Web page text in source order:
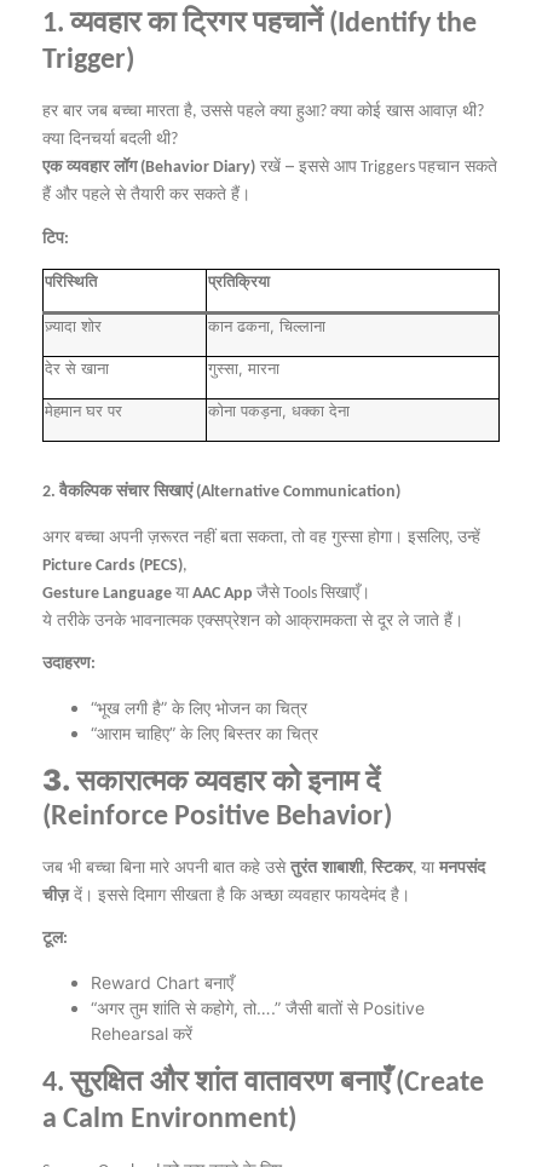
1.व्यवहारकाट्रिगरपहचानें(Identify the
Trigger)
हर बार जब बच्चा मारता है, उससे पहले क्या हुआ? क्या कोई खास आवाज़ थी?
क्या दिनचर्या बदली थी?
एक व्यवहार लॉग(Behavior Diary) रखें – इससे आप Triggers पहचान सकते
हैं और पहले से तैयारी कर सकते हैं।
टिप:
परिस्थिति प्रतिक्रिया
ज़्यादा शोर कान ढकना, चिल्लाना
देर से खाना गुस्सा, मारना
मेहमान घर पर कोना पकड़ना, धक्का देना
2. वैकल्पिक संचार सिखाएं(Alternative Communication)
अगर बच्चा अपनी ज़रूरत नहीं बता सकता, तो वह गुस्सा होगा। इसलिए, उन्हें
Picture Cards (PECS),
Gesture Language या AAC App जैसेTools सिखाएँ।
ये तरीके उनके भावनात्मक एक्सप्रेशन को आक्रामकता से दूर ले जाते हैं।
उदाहरण:
“भूख लगी है” के लिए भोजन का चित्र
“आराम चाहिए” के लिए बिस्तर का चित्र
3.सकारात्मकव्यवहारकोइनामदें
(Reinforce Positive Behavior)
जब भी बच्चा बिना मारे अपनी बात कहे उसे तुरंत शाबाशी, स्टिकर, या मनपसंद
चीज़ दें। इससे दिमाग सीखता है कि अच्छा व्यवहार फायदेमंद है।
टूल:
Reward Chart बनाएँ
“अगर तुम शांति से कहोगे, तो….” जैसी बातों से Positive
Rehearsal करें
4.सुरक्षितऔरशांतवातावरणबनाएँ(Create
a Calm Environment)